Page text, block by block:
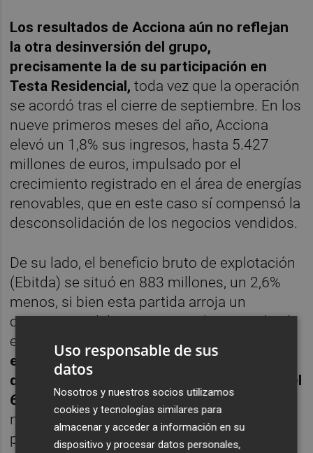
Los resultados de Acciona aún no reflejan
la otra desinversión del grupo,
precisamente la de su participación en
Testa Residencial, toda vez que la operación
se acordó tras el cierre de septiembre. En los
nueve primeros meses del año, Acciona
elevó un 1,8% sus ingresos, hasta 5.427
millones de euros, impulsado por el
crecimiento registrado en el área de energías
renovables, que en este caso sí compensó la
desconsolidación de los negocios vendidos.
De su lado, el beneficio bruto de explotación
(Ebitda) se situó en 883 millones, un 2,6%
menos, si bien esta partida arroja un
crecimiento del 10% una vez descontado el
efecto de las desinversiones.
energías renovables se mantiene como la
de mayor generación de Ebitda, al aportar el
60% del total. No obstante, el tradicional
negocio de construcción se mantiene como
primera por fuente de ingresos, al facturar
Uso responsable de sus
datos
Nosotros y nuestros socios utilizamos
cookies y tecnologías similares para
almacenar y acceder a información en su
dispositivo y procesar datos personales,